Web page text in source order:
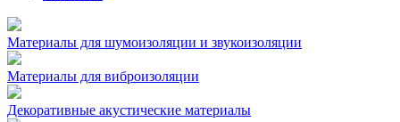
Материалы для шумоизоляции и звукоизоляции
Материалы для виброизоляции
Декоративные акустические материалы